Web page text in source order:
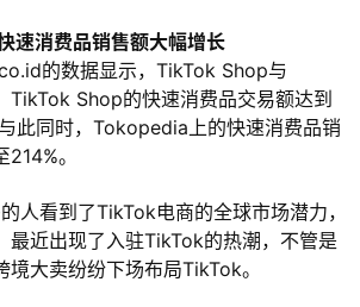
速消费品销售额大幅增长
的数据显示，TikTok Shop与
Shop的快速消费品交易额达到
此同时，Tokopedia上的快速消费品销
。
人看到了TikTok电商的全球市场潜力，
最近出现了入驻TikTok的热潮，不管是
大卖纷纷下场布局TikTok。